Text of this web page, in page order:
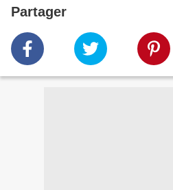
Partager